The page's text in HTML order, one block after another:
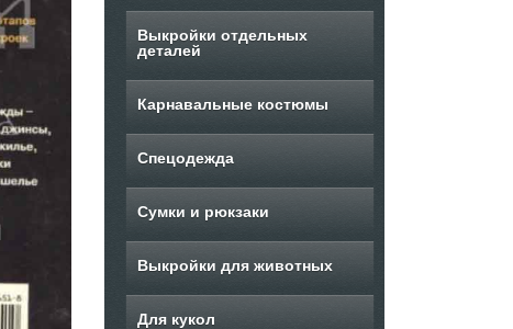
Выкройки отдельных
деталей
Карнавальные костюмы
Спецодежда
Сумки и рюкзаки
Выкройки для животных
Для кукол